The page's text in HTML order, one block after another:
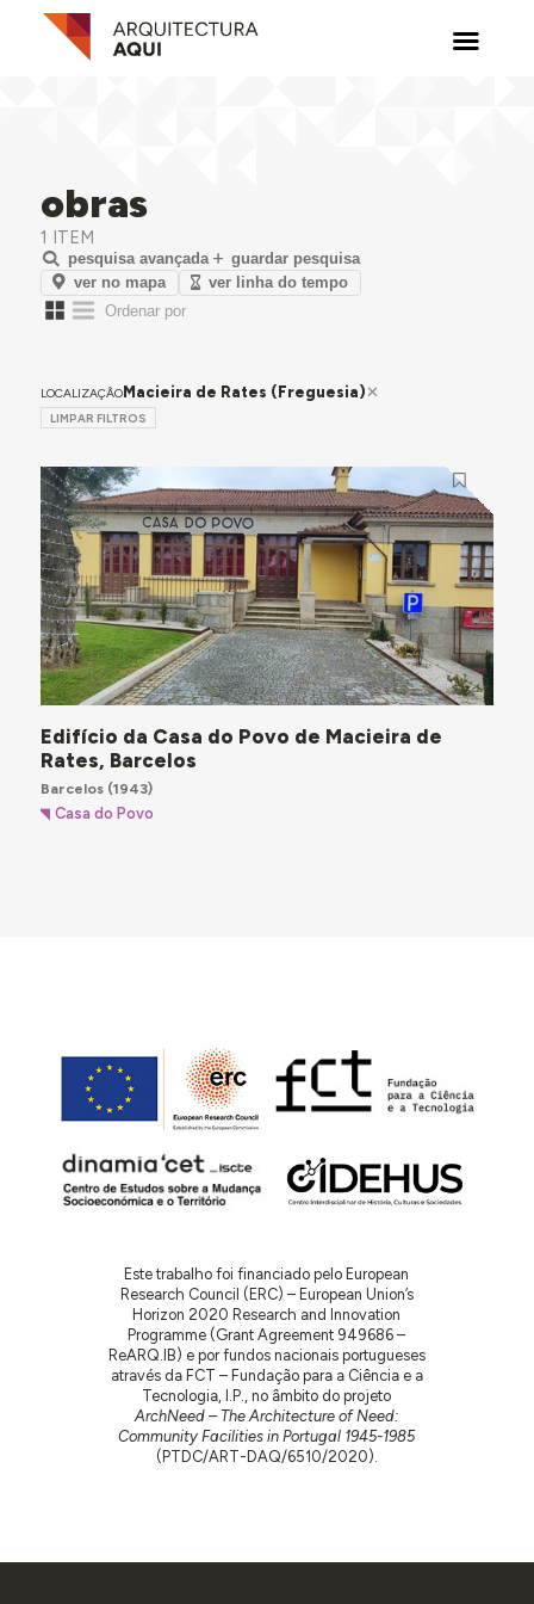
obras
1 ITEM
pesquisa avançada
guardar pesquisa
ver no mapa
ver linha do tempo
LOCALIZAÇÃOMacieira de Rates (Freguesia)
LIMPAR FILTROS
Edifício da Casa do Povo de Macieira de
Rates, Barcelos
Barcelos(1943)
Casa do Povo
Este trabalho foi financiado pelo European
Research Council (ERC) – European Union’s
Horizon 2020 Research and Innovation
Programme (Grant Agreement 949686 –
ReARQ.IB) e por fundos nacionais portugueses
através da FCT – Fundação para a Ciência e a
Tecnologia, I.P., no âmbito do projeto
ArchNeed – The Architecture of Need:
Community Facilities in Portugal 1945-1985
(PTDC/ART-DAQ/6510/2020).